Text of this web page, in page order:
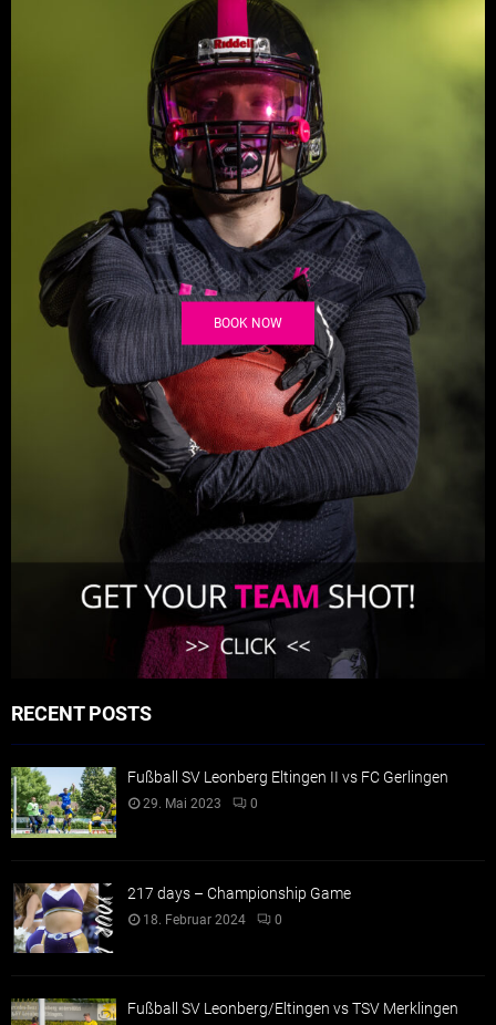
BOOK NOW
RECENT POSTS
Fußball SV Leonberg Eltingen II vs FC Gerlingen
29. Mai 2023 0
217 days – Championship Game
18. Februar 2024 0
Fußball SV Leonberg/Eltingen vs TSV Merklingen